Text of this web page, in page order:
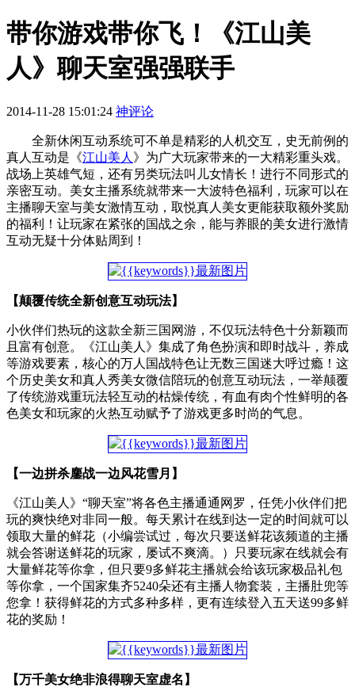
带你游戏带你飞！《江山美
人》聊天室强强联手
2014-11-28 15:01:24 神评论
全新休闲互动系统可不单是精彩的人机交互，史无前例的
真人互动是《江山美人 》为广大玩家带来的一大精彩重头戏。
战场上英雄气短，还有另类玩法叫儿女情长！进行不同形式的
亲密互动。美女主播系统就带来一大波特色福利，玩家可以在
主播聊天室与美女激情互动，取悦真人美女更能获取额外奖励
的福利！让玩家在紧张的国战之余，能与养眼的美女进行激情
互动无疑十分体贴周到！
【颠覆传统全新创意互动玩法】
小伙伴们热玩的这款全新三国网游，不仅玩法特色十分新颖而
且富有创意。《江山美人》集成了角色扮演和即时战斗，养成
等游戏要素，核心的万人国战特色让无数三国迷大呼过瘾！这
个历史美女和真人秀美女微信陪玩的创意互动玩法，一举颠覆
了传统游戏重玩法轻互动的枯燥传统，有血有肉个性鲜明的各
色美女和玩家的火热互动赋予了游戏更多时尚的气息。
【一边拼杀鏖战一边风花雪月】
《江山美人》“聊天室”将各色主播通通网罗，任凭小伙伴们把
玩的爽快绝对非同一般。每天累计在线到达一定的时间就可以
领取大量的鲜花（小编尝试过，每次只要送鲜花该频道的主播
就会答谢送鲜花的玩家，屡试不爽滴。）只要玩家在线就会有
大量鲜花等你拿，但只要9多鲜花主播就会给该玩家极品礼包
等你拿，一个国家集齐5240朵还有主播人物套装，主播肚兜等
您拿！获得鲜花的方式多种多样，更有连续登入五天送99多鲜
花的奖励！
【万千美女绝非浪得聊天室虚名】